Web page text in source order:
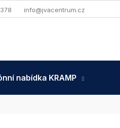
info@jvacentrum.cz
nabídka KRAMP